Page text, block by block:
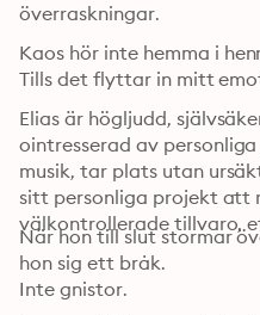
överraskningar.
Kaos hör inte hemma i
Tills det flyttar in mitt
Elias är högljudd,
ointresserad av
musik, tar plats utan
sitt personliga projekt att
välkontrollerade tillvaro,
När hon till slut stormar
hon sig ett bråk.
Inte gnistor.